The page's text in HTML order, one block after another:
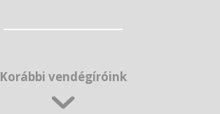
Korábbi vendégíróink